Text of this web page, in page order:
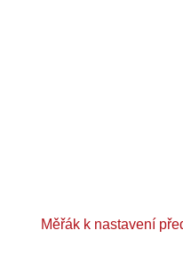
Měřák k nastavení